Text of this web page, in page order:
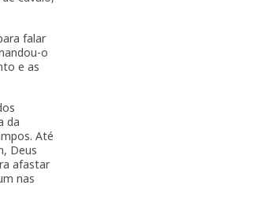
falar
o
e as
da
Até
Deus
afastar
nas